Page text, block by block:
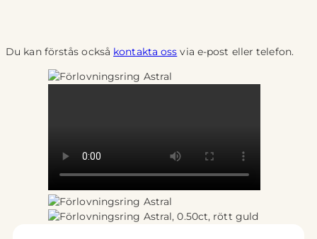
Du kan förstås också kontakta oss via e-post eller telefon.